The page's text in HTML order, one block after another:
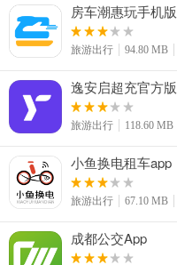
房车潮惠玩手机版
旅游出行 94.80 MB
逸安启超充官方版
旅游出行 118.60 MB
小鱼换电租车app
旅游出行 67.10 MB
成都公交App